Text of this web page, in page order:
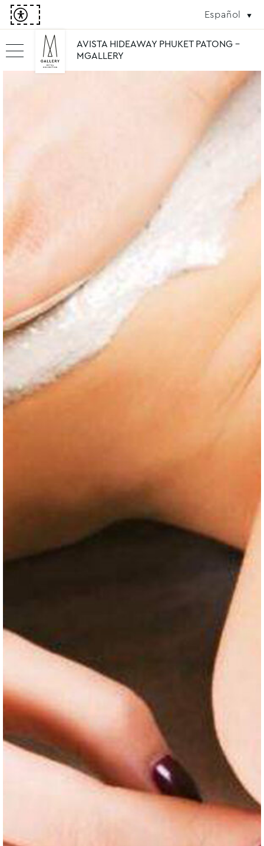
Español
AVISTA HIDEAWAY PHUKET PATONG -
MGALLERY